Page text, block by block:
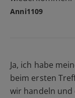
Anni1109
Ja, ich habe
beim ersten
wir handeln und